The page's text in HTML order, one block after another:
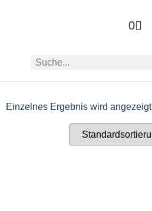
0
Einzelnes Ergebnis wird angezeigt